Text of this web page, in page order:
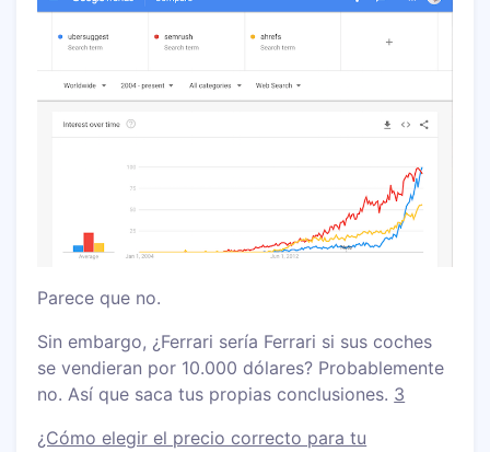
Parece que no.
Sin embargo, ¿Ferrari sería Ferrari si sus coches
se vendieran por 10.000 dólares? Probablemente
no. Así que saca tus propias conclusiones. 3
¿Cómo elegir el precio correcto para tu